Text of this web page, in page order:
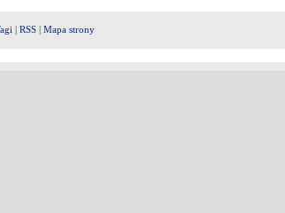
| RSS | Mapa strony